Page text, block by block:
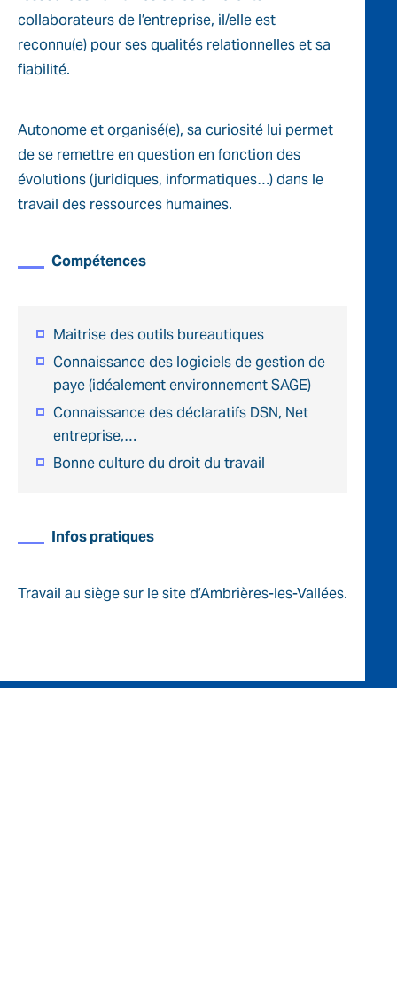
collaborateurs de l’entreprise, il/elle est
reconnu(e) pour ses qualités relationnelles et sa
fiabilité.
Autonome et organisé(e), sa curiosité lui permet
de se remettre en question en fonction des
évolutions (juridiques, informatiques…) dans le
travail des ressources humaines.
Compétences
Maitrise des outils bureautiques
Connaissance des logiciels de gestion de
paye (idéalement environnement SAGE)
Connaissance des déclaratifs DSN, Net
entreprise,…
Bonne culture du droit du travail
Infos pratiques
Travail au siège sur le site d’Ambrières-les-Vallées.